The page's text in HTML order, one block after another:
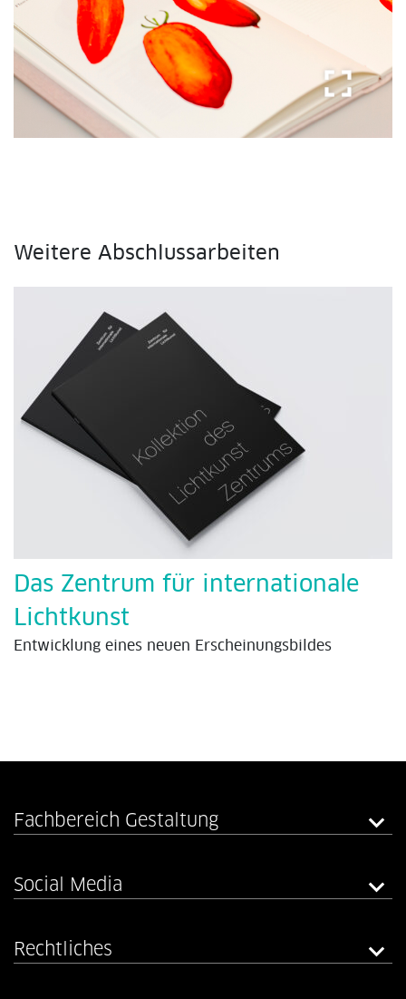
fullscreen
Weitere Abschlussarbeiten
Das Zentrum für internationale
Lichtkunst
Entwicklung eines neuen Erscheinungsbildes
Fachbereich Gestaltung
Social Media
Rechtliches